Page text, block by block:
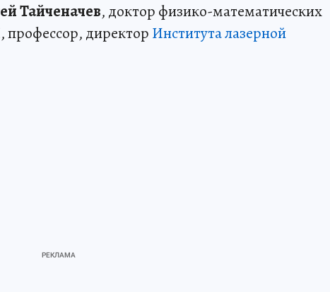
Тайченачев, доктор физико-математических
директор Института лазерной